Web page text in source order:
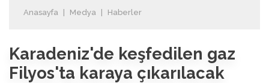
Anasayfa Medya Haberler
Karadeniz'de keşfedilen gaz
Filyos'ta karaya çıkarılacak